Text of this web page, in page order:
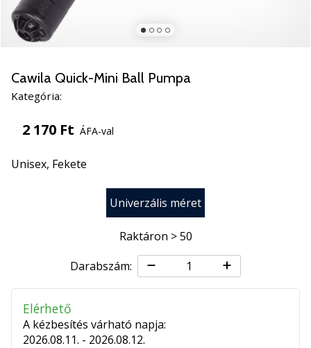
5
Ismerd
meg
új
PUMA
Accelerate
SQD
kézilabda
nézd
meg,
megéri…
Cawila Quick-Mini Ball Pumpa
Kategória:
2 170 Ft ÁFA-val
Unisex, Fekete
Univerzális méret
Raktáron > 50
Darabszám:
Elérhető
A kézbesítés várható napja:
2026.08.11. - 2026.08.12.